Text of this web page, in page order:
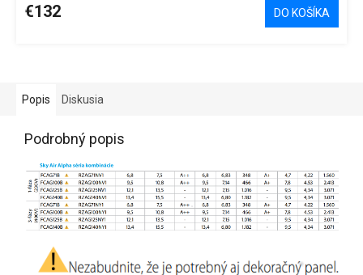
€132 DO KOŠÍKA
Popis Diskusia
Podrobný popis